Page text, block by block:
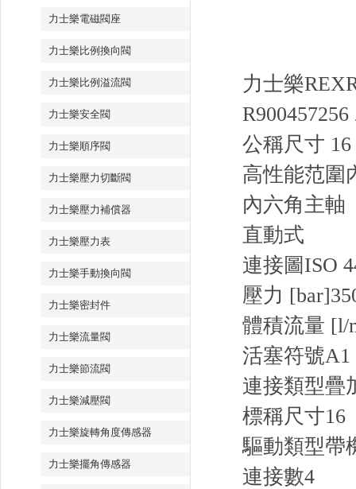
力士樂電磁閥座
力士樂比例換向閥
力士樂比例溢流閥
力士樂安全閥
力士樂順序閥
力士樂壓力切斷閥
力士樂壓力補償器
力士樂壓力表
力士樂手動換向閥
力士樂密封件
力士樂流量閥
力士樂節流閥
力士樂減壓閥
力士樂旋轉角度傳感器
力士樂擺角傳感器
力士樂
R900457256
公稱尺寸
高性能范圍
內六角主軸
直動式
連接圖ISO
壓力 [bar]
體積流量 [l/
活塞符號
連接類型疊
標稱尺寸16
驅動類型帶
連接數4